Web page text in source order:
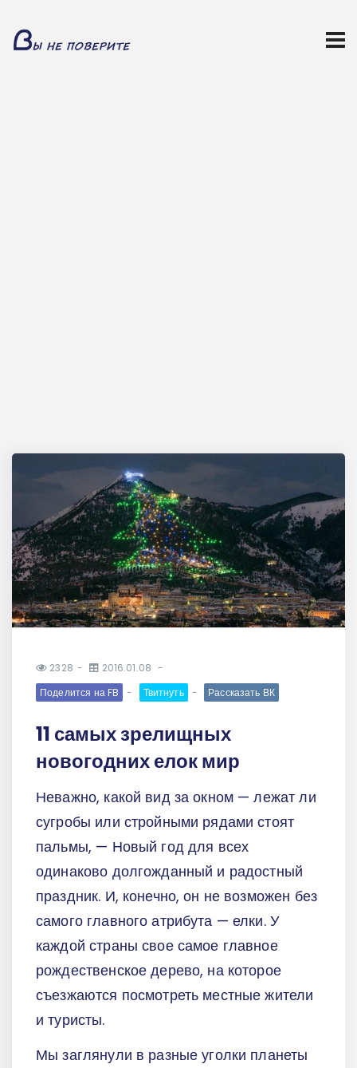
2328
2016.01.08
Поделится на FB
Твитнуть Рассказать ВК
11 самых зрелищных
новогодних елок мир
Неважно, какой вид за окном — лежат ли
сугробы или стройными рядами стоят
пальмы, — Новый год для всех
одинаково долгожданный и радостный
праздник. И, конечно, он не возможен без
самого главного атрибута — елки. У
каждой страны свое самое главное
рождественское дерево, на которое
съезжаются посмотреть местные жители
и туристы.
Мы заглянули в разные уголки планеты